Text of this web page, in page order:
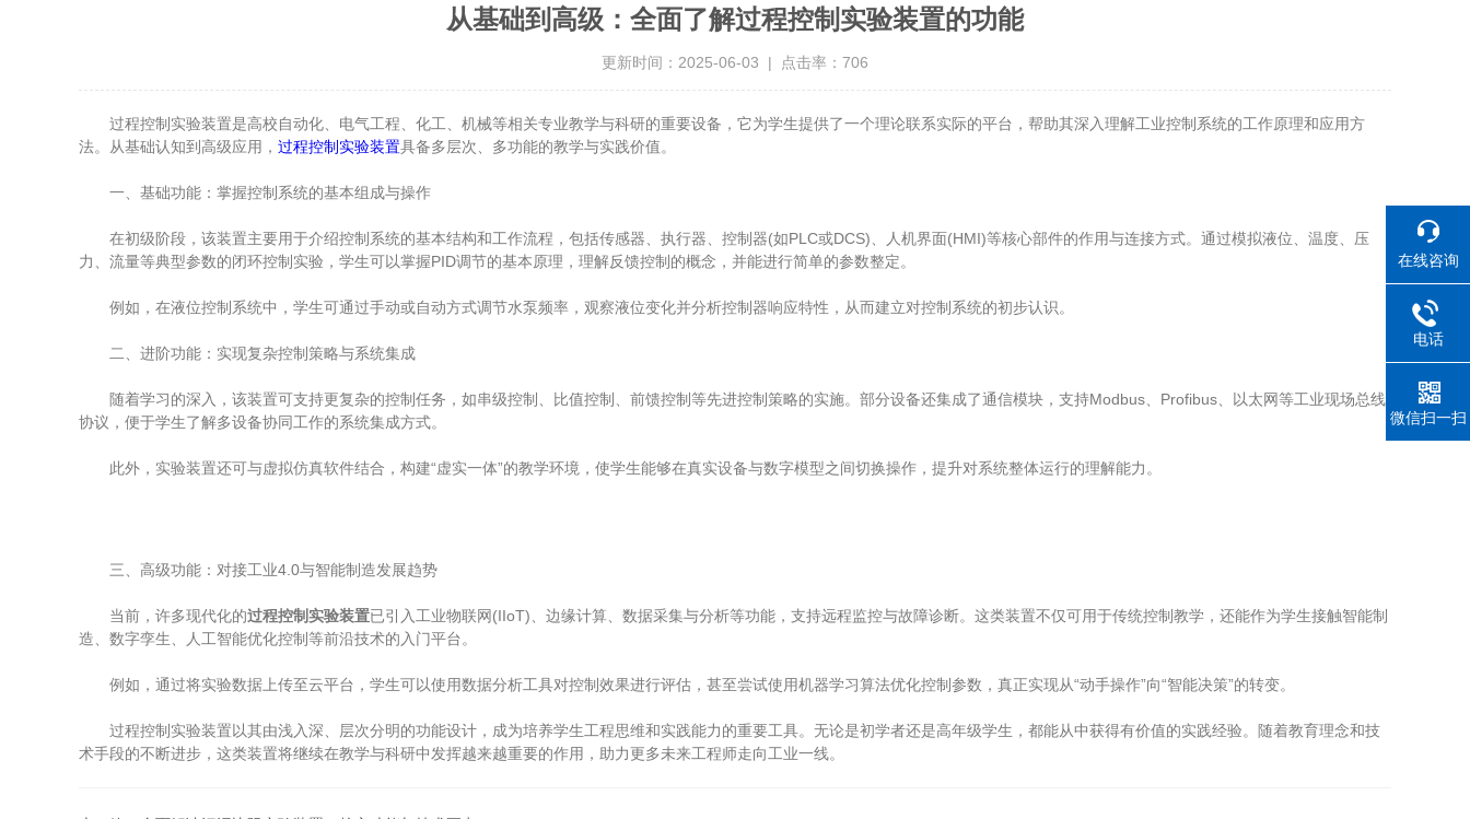
从基础到高级：全面了解过程控制实验装置的功能
更新时间：2025-06-03 | 点击率：706
过程控制实验装置是高校自动化、电气工程、化工、机械等相关专业教学与科研的重要设备，它为学生提供了一个理论联系实际的平台，帮助其深入理解工业控制系统的工作原理和应用方
法。从基础认知到高级应用， 过程控制实验装置具备多层次、多功能的教学与实践价值。
一、基础功能：掌握控制系统的基本组成与操作
在初级阶段，该装置主要用于介绍控制系统的基本结构和工作流程，包括传感器、执行器、控制器(如PLC或DCS)、人机界面(HMI)等核心部件的作用与连接方式。通过模拟液位、温度、压
力、流量等典型参数的闭环控制实验，学生可以掌握PID调节的基本原理，理解反馈控制的概念，并能进行简单的参数整定。
例如，在液位控制系统中，学生可通过手动或自动方式调节水泵频率，观察液位变化并分析控制器响应特性，从而建立对控制系统的初步认识。
二、进阶功能：实现复杂控制策略与系统集成
随着学习的深入，该装置可支持更复杂的控制任务，如串级控制、比值控制、前馈控制等先进控制策略的实施。部分设备还集成了通信模块，支持Modbus、Profibus、以太网等工业现场总线
协议，便于学生了解多设备协同工作的系统集成方式。
此外，实验装置还可与虚拟仿真软件结合，构建“虚实一体”的教学环境，使学生能够在真实设备与数字模型之间切换操作，提升对系统整体运行的理解能力。
三、高级功能：对接工业4.0与智能制造发展趋势
当前，许多现代化的过程控制实验装置已引入工业物联网(IIoT)、边缘计算、数据采集与分析等功能，支持远程监控与故障诊断。这类装置不仅可用于传统控制教学，还能作为学生接触智能制
造、数字孪生、人工智能优化控制等前沿技术的入门平台。
例如，通过将实验数据上传至云平台，学生可以使用数据分析工具对控制效果进行评估，甚至尝试使用机器学习算法优化控制参数，真正实现从“动手操作”向“智能决策”的转变。
过程控制实验装置以其由浅入深、层次分明的功能设计，成为培养学生工程思维和实践能力的重要工具。无论是初学者还是高年级学生，都能从中获得有价值的实践经验。随着教育理念和技
术手段的不断进步，这类装置将继续在教学与科研中发挥越来越重要的作用，助力更多未来工程师走向工业一线。
在线咨询
电话
微信扫一扫